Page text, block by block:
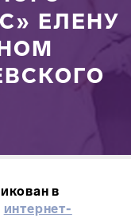
ЕЛЕНУ
в
интернет-